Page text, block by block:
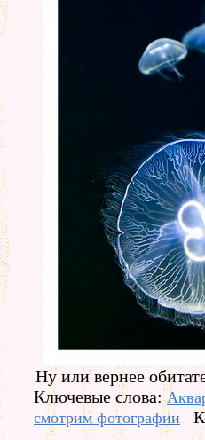
Ну или вернее
Ключевые слова:
смотрим фотографии